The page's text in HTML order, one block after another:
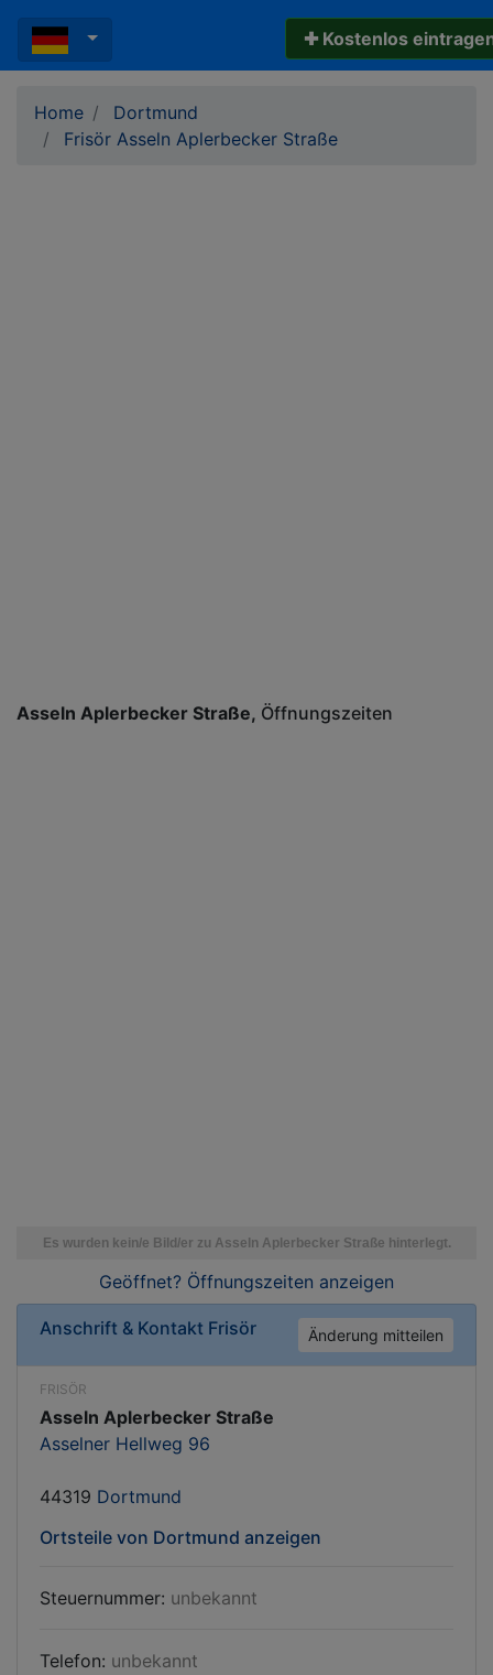
✚ Kostenlos
Home
Dortmund
Frisör Asseln Aplerbecker Straße
Asseln Aplerbecker Straße Öffnungszeiten
Geöffnet? Öffnungszeiten anzeigen
Anschrift & Kontakt Frisör Änderung mitteilen
FRISÖR
Asseln Aplerbecker Straße
Asselner Hellweg 96
44319 Dortmund
Ortsteile von Dortmund anzeigen
Steuernummer: unbekannt
Telefon: unbekannt